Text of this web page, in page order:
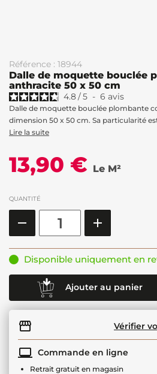
Référence : 18944
Dalle de moquette bouclée
anthracite 50 x 50 cm
4.8/5 - 6 avis
Dalle de moquette bouclée plombante
dimension 50 x 50 cm. Sa particularité
Lire la suite
13,90 € Le M²
QUANTITÉ
Disponible uniquement en
Ajouter au panier
Vérifier
Commande en ligne
Retrait gratuit en magasin